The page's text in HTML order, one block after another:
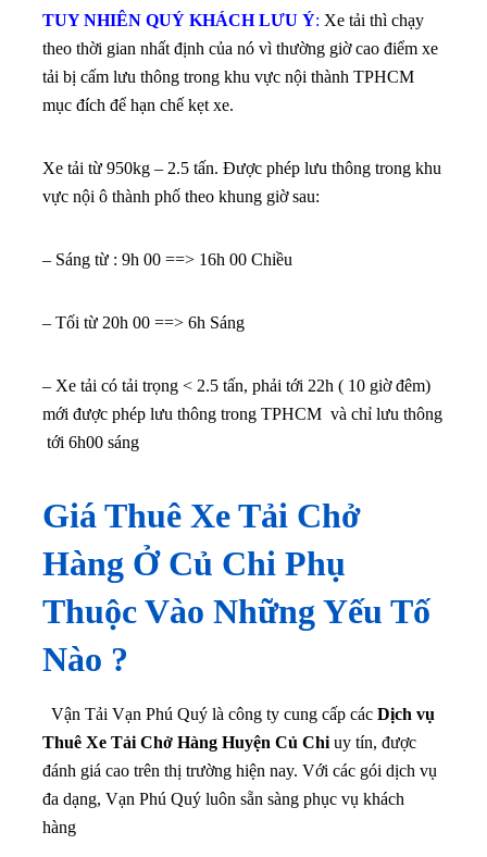
TUY NHIÊN QUÝ KHÁCH LƯU Ý: Xe tải thì chạy
theo thời gian nhất định của nó vì thường giờ cao điểm xe
tải bị cấm lưu thông trong khu vực nội thành TPHCM
mục đích để hạn chế kẹt xe.
Xe tải từ 950kg – 2.5 tấn. Được phép lưu thông trong khu
vực nội ô thành phố theo khung giờ sau:
– Sáng từ : 9h 00 ==> 16h 00 Chiều
– Tối từ 20h 00 ==> 6h Sáng
– Xe tải có tải trọng < 2.5 tấn, phải tới 22h ( 10 giờ đêm)
mới được phép lưu thông trong TPHCM và chỉ lưu thông
tới 6h00 sáng
Giá Thuê Xe Tải Chở
Hàng Ở Củ Chi Phụ
Thuộc Vào Những Yếu Tố
Nào ?
Vận Tải Vạn Phú Quý là công ty cung cấp các Dịch vụ
Thuê Xe Tải Chở Hàng Huyện Củ Chi uy tín, được
đánh giá cao trên thị trường hiện nay. Với các gói dịch vụ
đa dạng, Vạn Phú Quý luôn sẵn sàng phục vụ khách
hàng